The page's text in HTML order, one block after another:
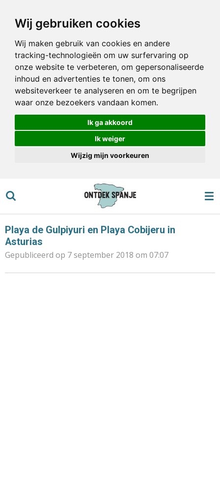
Wij gebruiken cookies
Wij maken gebruik van cookies en andere
tracking-technologieën om uw surfervaring op
onze website te verbeteren, om gepersonaliseerde
inhoud en advertenties te tonen, om ons
websiteverkeer te analyseren en om te begrijpen
waar onze bezoekers vandaan komen.
Ik ga akkoord
Ik weiger
Wijzig mijn voorkeuren
direct
hoofdinhoud
Playa de Gulpiyuri en Playa Cobijeru in
Asturias
Gepubliceerd op 7 september 2018 om 07:07